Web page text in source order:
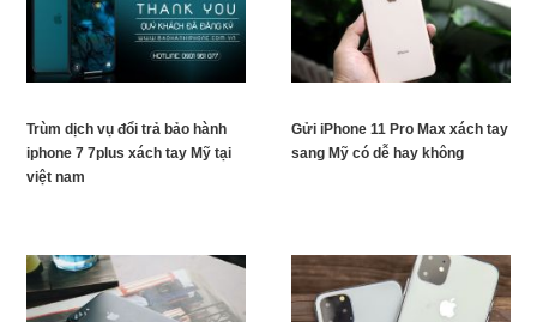
Trùm dịch vụ đổi trả bảo hành
iphone 7 7plus xách tay Mỹ tại
việt nam
Gửi iPhone 11 Pro Max xách tay
sang Mỹ có dễ hay không